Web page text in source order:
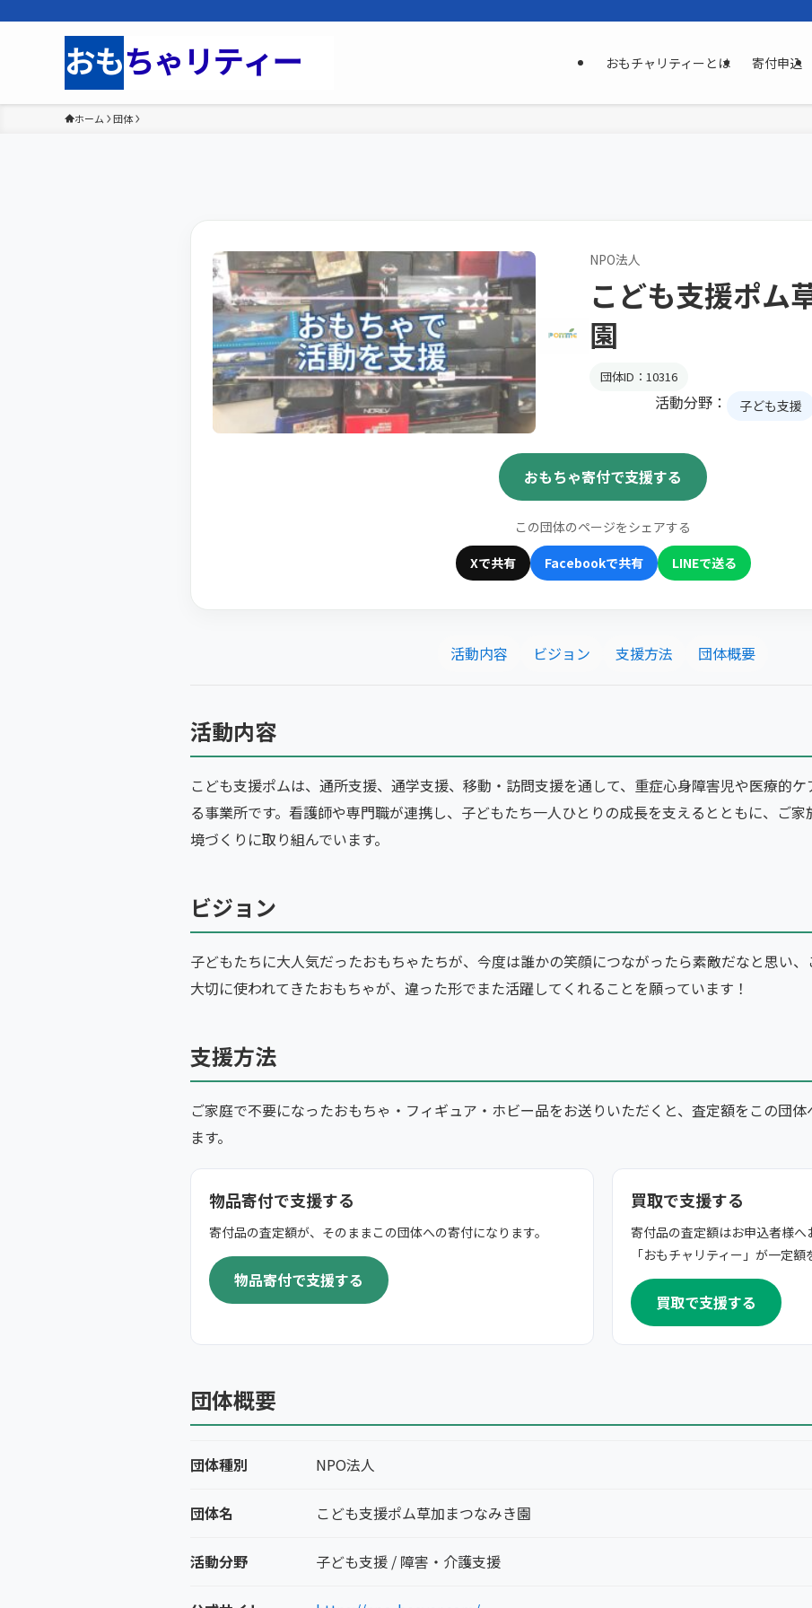
おもチャリティーとは 寄付申込
ホーム 団体
NPO法人
こども支援ポム
園
団体ID：10316
活動分野： 子ども支援
おもちゃ寄付で支援する
この団体のページをシェアする
Xで共有
Facebookで共有 LINEで送る
活動内容 ビジョン 支援方法 団体概要
活動内容
こども支援ポムは、通所支援、通学支援、移動・訪問支援を通して、重症心身障害児や医療的
る事業所です。看護師や専門職が連携し、子どもたち一人ひとりの成長を支えるとともに、ご
境づくりに取り組んでいます。
ビジョン
子どもたちに大人気だったおもちゃたちが、今度は誰かの笑顔につながったら素敵だなと思い、
大切に使われてきたおもちゃが、違った形でまた活躍してくれることを願っています！
支援方法
ご家庭で不要になったおもちゃ・フィギュア・ホビー品をお送りいただくと、査定額をこの団
ます。
物品寄付で支援する
寄付品の査定額が、そのままこの団体への寄付になります。
物品寄付で支援する
買取で支援する
寄付品の査定額はお申込者様へ
「おもチャリティー」が一定額
買取で支援する
団体概要
団体種別 NPO法人
団体名 こども支援ポム草加まつなみき園
活動分野 子ども支援 / 障害・介護支援